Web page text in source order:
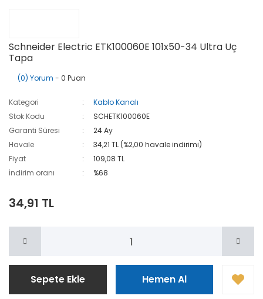
Schneider Electric ETK100060E 101x50-34 Ultra Uç
Tapa
(0) Yorum - 0 Puan
Kategori
Kablo Kanalı
Stok Kodu
SCHETK100060E
Garanti Süresi
24 Ay
Havale
34,21 TL (%2,00 havale indirimi)
Fiyat
109,08 TL
İndirim oranı
%68
34,91 TL
Sepete Ekle Hemen Al